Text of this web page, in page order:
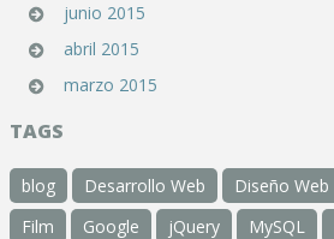
junio 2015
abril 2015
marzo 2015
TAGS
blog Desarrollo Web Diseño Web
Film
Google jQuery MySQL